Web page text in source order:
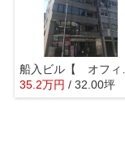
35.2万円 / 32.00坪